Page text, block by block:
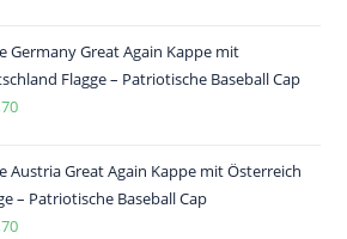
Germany Great Again Kappe mit
Flagge – Patriotische Baseball Cap
Austria Great Again Kappe mit Österreich
– Patriotische Baseball Cap